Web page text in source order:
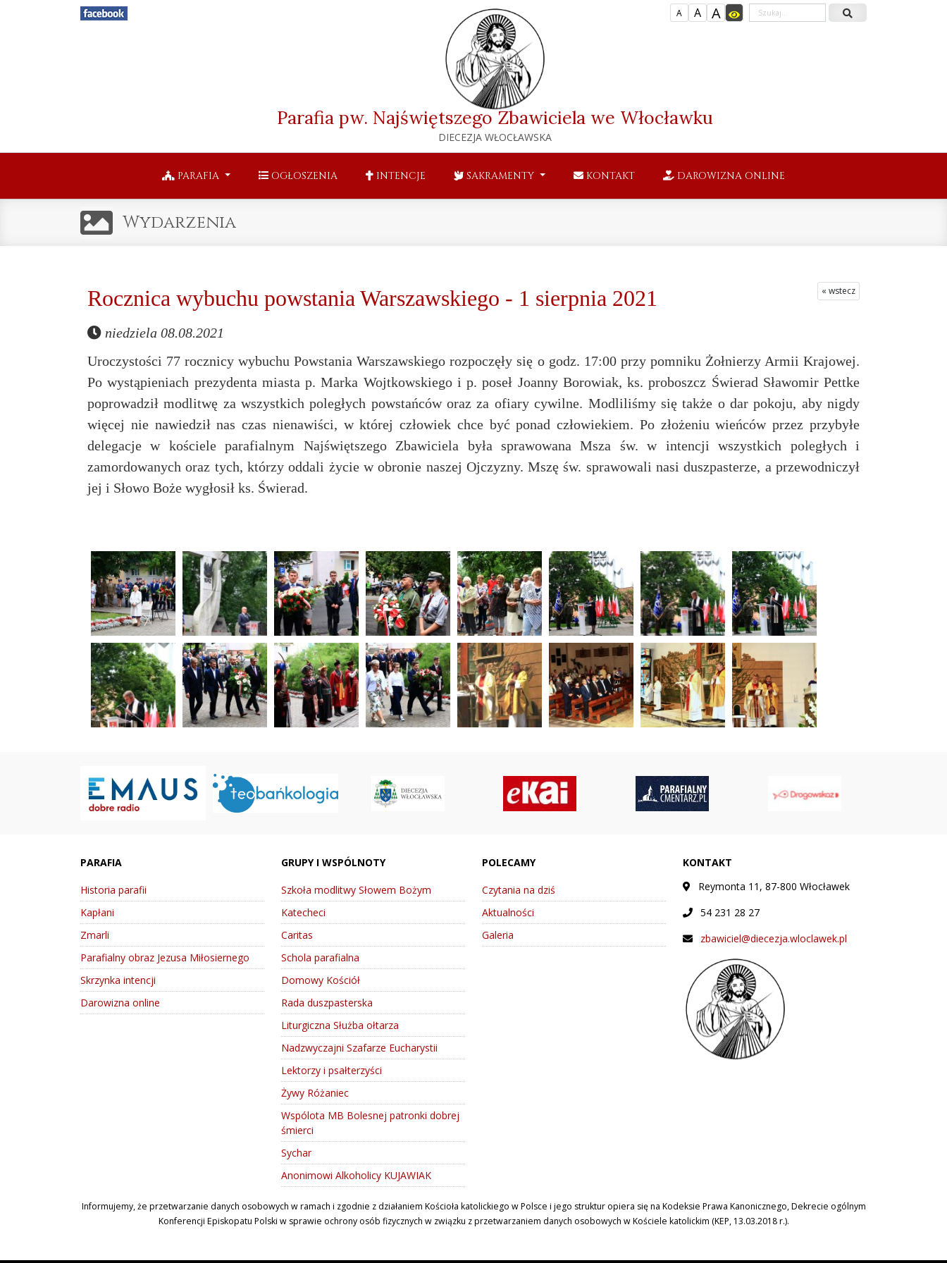
Parafia pw. Najświętszego Zbawiciela we Włocławku
DIECEZJA WŁOCŁAWSKA
A A A
PARAFIA OGŁOSZENIA INTENCJE SAKRAMENTY KONTAKT DAROWIZNA ONLINE
Wydarzenia
« wstecz
Rocznica wybuchu powstania Warszawskiego - 1 sierpnia 2021
niedziela 08.08.2021
Uroczystości 77 rocznicy wybuchu Powstania Warszawskiego rozpoczęły się o godz. 17:00 przy pomniku Żołnierzy Armii Krajowej.
Po wystąpieniach prezydenta miasta p. Marka Wojtkowskiego i p. poseł Joanny Borowiak, ks. proboszcz Świerad Sławomir Pettke
poprowadził modlitwę za wszystkich poległych powstańców oraz za ofiary cywilne. Modliliśmy się także o dar pokoju, aby nigdy
więcej nie nawiedził nas czas nienawiści, w której człowiek chce być ponad człowiekiem. Po złożeniu wieńców przez przybyłe
delegacje w kościele parafialnym Najświętszego Zbawiciela była sprawowana Msza św. w intencji wszystkich poległych i
zamordowanych oraz tych, którzy oddali życie w obronie naszej Ojczyzny. Mszę św. sprawowali nasi duszpasterze, a przewodniczył
jej i Słowo Boże wygłosił ks. Świerad.
PARAFIA
Historia parafii
Kapłani
Zmarli
Parafialny obraz Jezusa Miłosiernego
Skrzynka intencji
Darowizna online
GRUPY I WSPÓLNOTY
Szkoła modlitwy Słowem Bożym
Katecheci
Caritas
Schola parafialna
Domowy Kościół
Rada duszpasterska
Liturgiczna Służba ołtarza
Nadzwyczajni Szafarze Eucharystii
Lektorzy i psałterzyści
Żywy Różaniec
Wspólota MB Bolesnej patronki dobrej
śmierci
Sychar
Anonimowi Alkoholicy KUJAWIAK
POLECAMY
Czytania na dziś
Aktualności
Galeria
KONTAKT
Reymonta 11, 87-800 Włocławek
54 231 28 27
zbawiciel@diecezja.wloclawek.pl
Informujemy, że przetwarzanie danych osobowych w ramach i zgodnie z działaniem Kościoła katolickiego w Polsce i jego struktur opiera się na Kodeksie Prawa Kanonicznego, Dekrecie ogólnym
Konferencji Episkopatu Polski w sprawie ochrony osób fizycznych w związku z przetwarzaniem danych osobowych w Kościele katolickim (KEP, 13.03.2018 r.).